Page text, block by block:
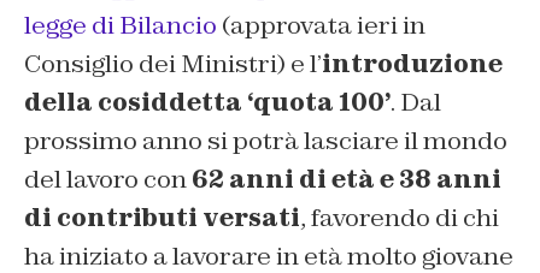
legge di Bilancio (approvata ieri in
Consiglio dei Ministri) e l’introduzione
della cosiddetta ‘quota 100’. Dal
prossimo anno si potrà lasciare il mondo
del lavoro con62 anni di età e 38 anni
di contributi versati, favorendo di chi
ha iniziato a lavorare in età molto giovane